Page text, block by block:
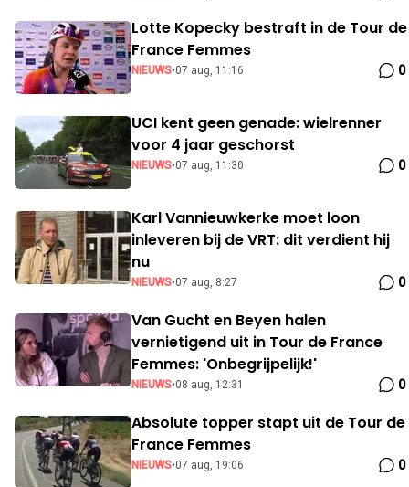
Lotte Kopecky bestraft in de Tour de
France Femmes
NIEUWS•07 aug, 11:16 0
UCI kent geen genade: wielrenner
voor 4 jaar geschorst
NIEUWS•07 aug, 11:30 0
Karl Vannieuwkerke moet loon
inleveren bij de VRT: dit verdient hij
nu
NIEUWS•07 aug, 8:27 0
Van Gucht en Beyen halen
vernietigend uit in Tour de France
Femmes: 'Onbegrijpelijk!'
NIEUWS•08 aug, 12:31 0
Absolute topper stapt uit de Tour de
France Femmes
NIEUWS•07 aug, 19:06 0